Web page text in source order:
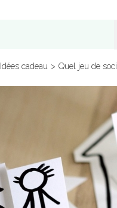
Idées cadeau > Quel jeu de